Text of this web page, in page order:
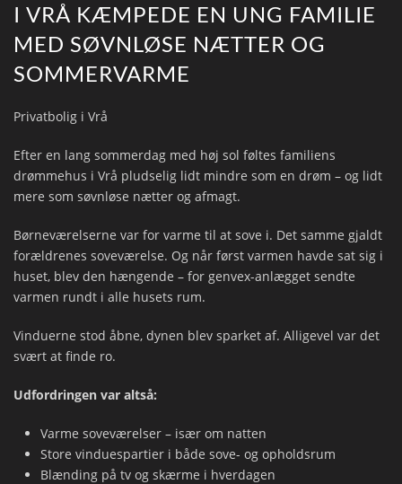
I VRÅ KÆMPEDE EN UNG FAMILIE
MED SØVNLØSE NÆTTER OG
SOMMERVARME
Privatbolig i Vrå
Efter en lang sommerdag med høj sol føltes familiens
drømmehus i Vrå pludselig lidt mindre som en drøm – og lidt
mere som søvnløse nætter og afmagt.
Børneværelserne var for varme til at sove i. Det samme gjaldt
forældrenes soveværelse. Og når først varmen havde sat sig i
huset, blev den hængende – for genvex-anlægget sendte
varmen rundt i alle husets rum.
Vinduerne stod åbne, dynen blev sparket af. Alligevel var det
svært at finde ro.
Udfordringen var altså:
Varme soveværelser – især om natten
Store vinduespartier i både sove- og opholdsrum
Blænding på tv og skærme i hverdagen